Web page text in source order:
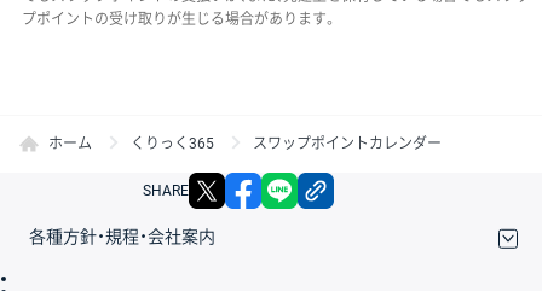
プポイントの受け取りが生じる場合があります。
ホーム くりっく365 スワップポイントカレンダー
SHARE X facebook
各種方針・規程・会社案内